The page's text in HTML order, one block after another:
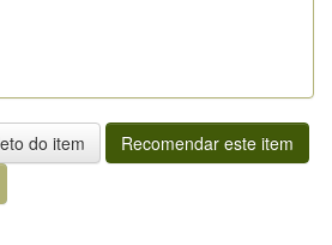
do item
Recomendar este item